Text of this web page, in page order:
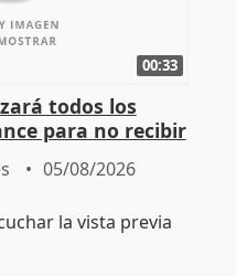
00:33
todos los
para no recibir
05/08/2026